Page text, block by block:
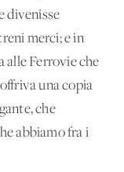
divenisse
merci; e in
alle Ferrovie che
una copia
che
abbiamo fra i